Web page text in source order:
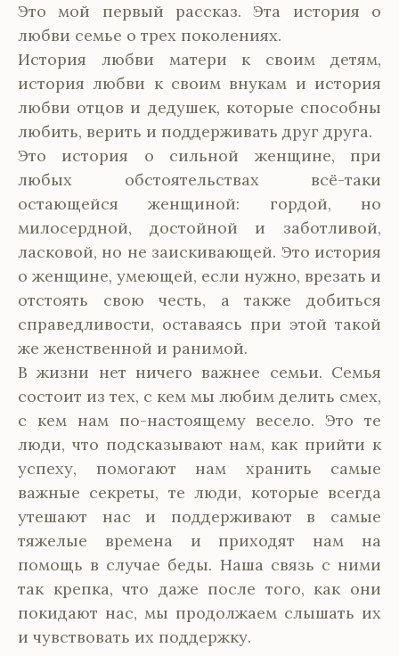
Это мой первый рассказ. Эта история о
любви семье о трех поколениях.
История любви матери к своим детям,
история любви к своим внукам и история
любви отцов и дедушек, которые способны
любить, верить и поддерживать друг друга.
Это история о сильной женщине, при
любых обстоятельствах всё-таки
остающейся женщиной: гордой, но
милосердной, достойной и заботливой,
ласковой, но не заискивающей. Это история
о женщине, умеющей, если нужно, врезать и
отстоять свою честь, а также добиться
справедливости, оставаясь при этой такой
же женственной и ранимой.
В жизни нет ничего важнее семьи. Семья
состоит из тех, с кем мы любим делить смех,
с кем нам по-настоящему весело. Это те
люди, что подсказывают нам, как прийти к
успеху, помогают нам хранить самые
важные секреты, те люди, которые всегда
утешают нас и поддерживают в самые
тяжелые времена и приходят нам на
помощь в случае беды. Наша связь с ними
так крепка, что даже после того, как они
покидают нас, мы продолжаем слышать их
и чувствовать их поддержку.